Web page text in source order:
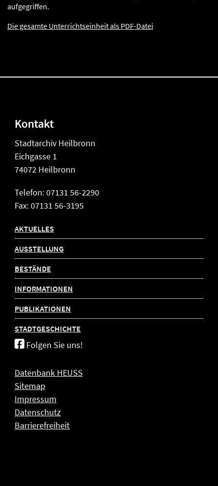
aufgegriffen.
Die gesamte Unterrichtseinheit als PDF-Datei
Kontakt
Stadtarchiv Heilbronn
Eichgasse 1
74072 Heilbronn
Telefon: 07131 56-2290
Fax: 07131 56-3195
AKTUELLES
AUSSTELLUNG
BESTÄNDE
INFORMATIONEN
PUBLIKATIONEN
STADTGESCHICHTE
Folgen Sie uns!
Datenbank HEUSS
Sitemap
Impressum
Datenschutz
Barrierefreiheit